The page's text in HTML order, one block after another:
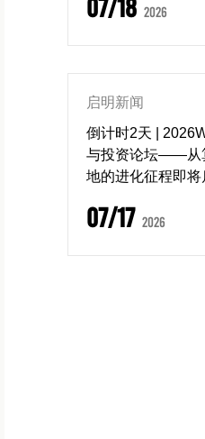
2026
启明新闻
倒计时2天 |
与投资论坛——从
地的进化征程即将
07/17 2026